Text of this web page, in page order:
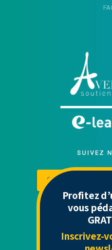
SUIVEZ
Contactez-nous
Profitez
vous
Inscrivez-